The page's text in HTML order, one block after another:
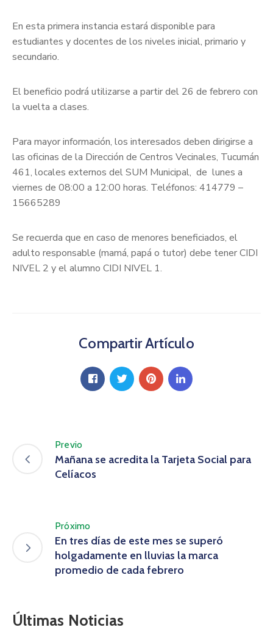
En esta primera instancia estará disponible para
estudiantes y docentes de los niveles inicial, primario y
secundario.
El beneficio podrá utilizarse a partir del 26 de febrero con
la vuelta a clases.
Para mayor información, los interesados deben dirigirse a
las oficinas de la Dirección de Centros Vecinales, Tucumán
461, locales externos del SUM Municipal, de lunes a
viernes de 08:00 a 12:00 horas. Teléfonos: 414779 –
15665289
Se recuerda que en caso de menores beneficiados, el
adulto responsable (mamá, papá o tutor) debe tener CIDI
NIVEL 2 y el alumno CIDI NIVEL 1.
Compartir Artículo
Previo
Mañana se acredita la Tarjeta Social para
Celíacos
Próximo
En tres días de este mes se superó
holgadamente en lluvias la marca
promedio de cada febrero
Últimas Noticias